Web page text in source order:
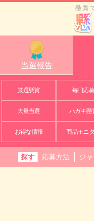
懸賞
当選報告
厳選懸賞 毎日応募
大量当選 ハガキ懸
お得な情報 商品モニ
探す 応募方法 ジ